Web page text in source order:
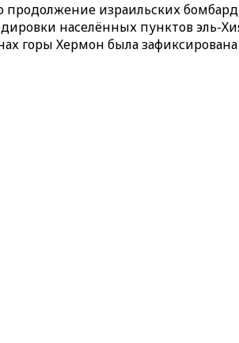
продолжение израильских
населённых пунктов эль-
горы Хермон была